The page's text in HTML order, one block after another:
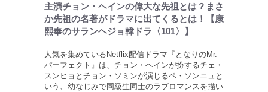
主演チョン・ヘインの偉大な先祖とは？まさ
か先祖の名著がドラマに出てくるとは！【康
熙奉のサランヘジョ韓ドラ〈101〉】
人気を集めているNetflix配信ドラマ『となりのMr.
パーフェクト』は、チョン・ヘインが扮するチェ・
スンヒョとチョン・ソミンが演じるペ・ソンニュと
いう、幼なじみで同級生同士のラブロマンスを描い